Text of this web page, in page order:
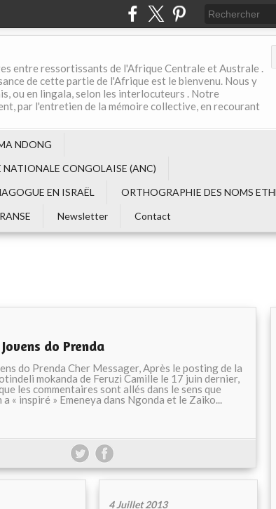
entre ressortissants de l'Afrique Centrale et Australe .
de cette partie de l'Afrique est le bienvenu. Nous y
ou en lingala, selon les interlocuteurs . Notre
par l'entretien de la mémoire collective, en recourant
NDONG
NATIONALE CONGOLAISE (ANC)
EN ISRAËL
ORTHOGRAPHIE DES NOMS
Newsletter Contact
do Prenda
do Prenda Cher Messager, Après le posting de la
mokanda de Feruzi Camille le 17 juin dernier,
les commentaires sont allés dans le sens que
« inspiré » Emeneya dans Ngonda et le Zaiko...
4 Juillet 2013